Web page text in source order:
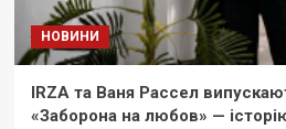
НОВИНИ
IRZA та Ваня Рассел
«Заборона на любов» —